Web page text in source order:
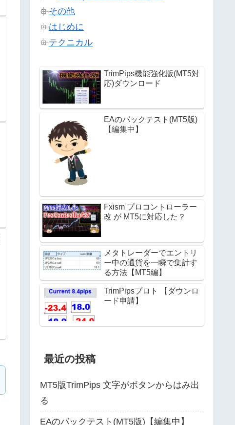
その他
はじめに
テクニカル
TrimPips機能強化版(MT5対
応)ダウンロード
EAのバックテスト(MT5版)
【編集中】
Fxism プロコントローラー
改 が MT5に対応した？
メタトレーダーでエントリ
ー中の通貨を一瞬で集計す
る方法【MT5編】
TrimPipsプロト 【ダウンロ
ード申請】
最近の投稿
MT5版TrimPips 文字がボタンからはみ出
る
EAのバックテスト(MT5版)【編集中】